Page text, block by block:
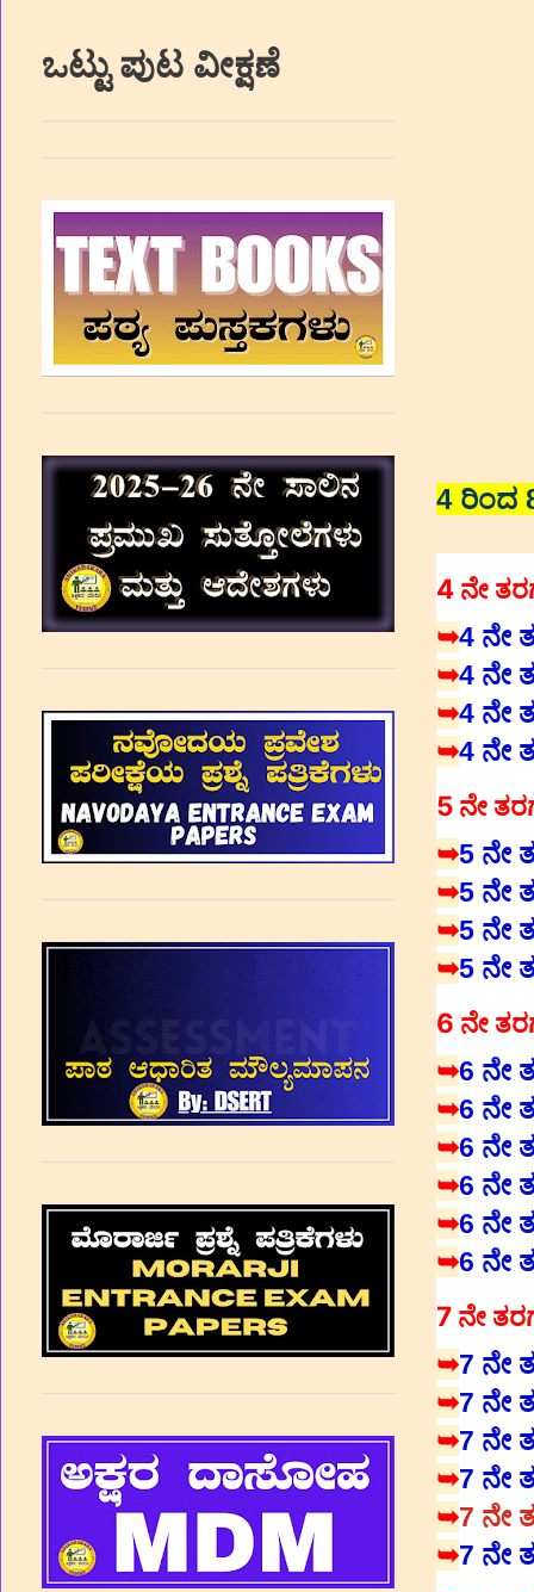
4 ರಿಂದ
4 ನೇ
➥4 ನೇ
➥4 ನೇ
➥4 ನೇ
➥4 ನೇ
5 ನೇ
➥5 ನೇ
➥5 ನೇ
➥5 ನೇ
➥5 ನೇ
6 ನೇ
➥6 ನೇ
➥6 ನೇ
➥6 ನೇ
➥6 ನೇ
➥6 ನೇ
➥6 ನೇ
7 ನೇ
➥7 ನೇ
➥7 ನೇ
➥7 ನೇ
➥7 ನೇ
➥7 ನೇ
➥7 ನೇ
ಒಟ್ಟು ಪುಟ ವೀಕ್ಷಣೆ